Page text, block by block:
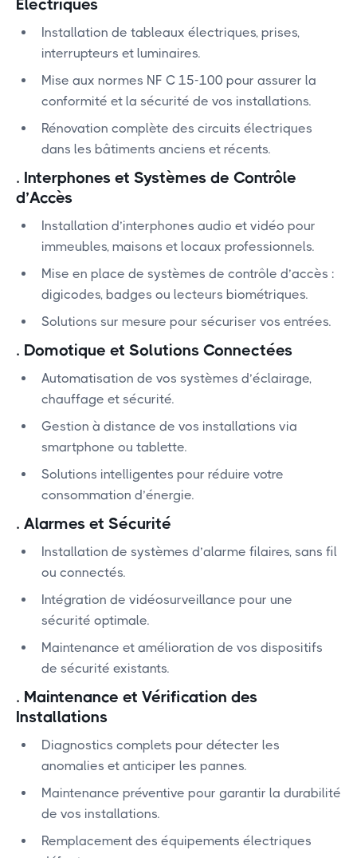
Électriques
Installation de tableaux électriques, prises,
interrupteurs et luminaires.
Mise aux normes NF C 15-100 pour assurer la
conformité et la sécurité de vos installations.
Rénovation complète des circuits électriques
dans les bâtiments anciens et récents.
. Interphones et Systèmes de Contrôle
d’Accès
Installation d’interphones audio et vidéo pour
immeubles, maisons et locaux professionnels.
Mise en place de systèmes de contrôle d’accès :
digicodes, badges ou lecteurs biométriques.
Solutions sur mesure pour sécuriser vos entrées.
. Domotique et Solutions Connectées
Automatisation de vos systèmes d’éclairage,
chauffage et sécurité.
Gestion à distance de vos installations via
smartphone ou tablette.
Solutions intelligentes pour réduire votre
consommation d’énergie.
. Alarmes et Sécurité
Installation de systèmes d’alarme filaires, sans fil
ou connectés.
Intégration de vidéosurveillance pour une
sécurité optimale.
Maintenance et amélioration de vos dispositifs
de sécurité existants.
. Maintenance et Vérification des
Installations
Diagnostics complets pour détecter les
anomalies et anticiper les pannes.
Maintenance préventive pour garantir la durabilité
de vos installations.
Remplacement des équipements électriques